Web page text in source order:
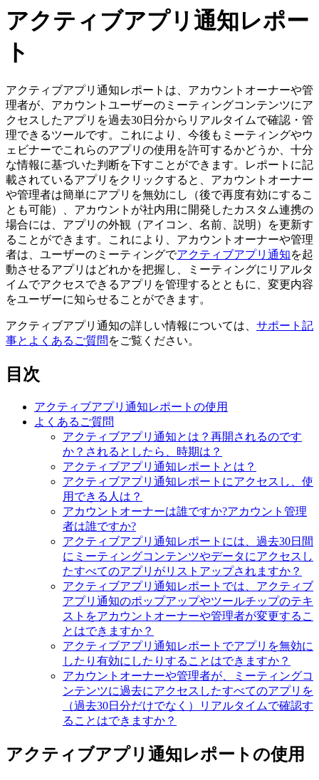
アクティブアプリ通知レポー
ト
アクティブアプリ通知レポートは、アカウントオーナーや管
理者が、アカウントユーザーのミーティングコンテンツにア
クセスしたアプリを過去30日分からリアルタイムで確認・管
理できるツールです。これにより、今後もミーティングやウ
ェビナーでこれらのアプリの使用を許可するかどうか、十分
な情報に基づいた判断を下すことができます。レポートに記
載されているアプリをクリックすると、アカウントオーナー
や管理者は簡単にアプリを無効にし（後で再度有効にするこ
とも可能）、アカウントが社内用に開発したカスタム連携の
場合には、アプリの外観（アイコン、名前、説明）を更新す
ることができます。これにより、アカウントオーナーや管理
者は、ユーザーのミーティングでアクティブアプリ通知を起
動させるアプリはどれかを把握し、ミーティングにリアルタ
イムでアクセスできるアプリを管理するとともに、変更内容
をユーザーに知らせることができます。
アクティブアプリ通知の詳しい情報については、 サポート記
事とよくあるご質問 をご覧ください。
目次
アクティブアプリ通知レポートの使用
よくあるご質問
アクティブアプリ通知とは？再開されるのです
か？されるとしたら、時期は？
アクティブアプリ通知レポートとは？
アクティブアプリ通知レポートにアクセスし、使
用できる人は？
アカウントオーナーは誰ですか?アカウント管理
者は誰ですか?
アクティブアプリ通知レポートには、過去30日間
にミーティングコンテンツやデータにアクセスし
たすべてのアプリがリストアップされますか？
アクティブアプリ通知レポートでは、アクティブ
アプリ通知のポップアップやツールチップのテキ
ストをアカウントオーナーや管理者が変更するこ
とはできますか？
アクティブアプリ通知レポートでアプリを無効に
したり有効にしたりすることはできますか？
アカウントオーナーや管理者が、ミーティングコ
ンテンツに過去にアクセスしたすべてのアプリを
（過去30日分だけでなく）リアルタイムで確認す
ることはできますか？
アクティブアプリ通知レポートの使用